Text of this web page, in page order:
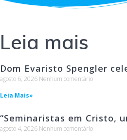
Leia mais
Dom Evaristo Spengler
agosto 6, 2026 Nenhum comentário
Leia Mais»
“Seminaristas em Cristo,
agosto 4, 2026 Nenhum comentário